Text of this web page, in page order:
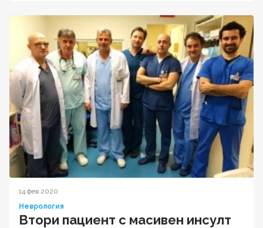
14 фев 2020
Неврология
Втори пациент с масивен инсулт